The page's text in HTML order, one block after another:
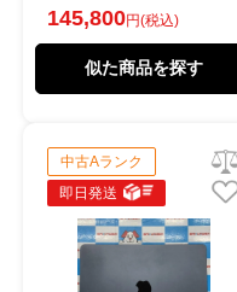
145,800円(税込)
似た商品を探す
中古Aランク
即日発送